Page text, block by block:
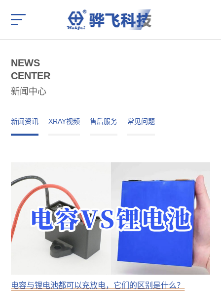
NEWS
CENTER
新闻中心
新闻资讯 XRAY视频 售后服务 常见问题
电容与锂电池都可以充放电，它们的区别是什么？